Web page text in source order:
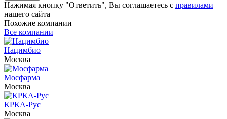
Нажимая кнопку "Ответить", Вы соглашаетесь с правилами
нашего сайта
Похожие компании
Все компании
Нацимбио
Москва
Мосфарма
Москва
КРКА-Рус
Москва